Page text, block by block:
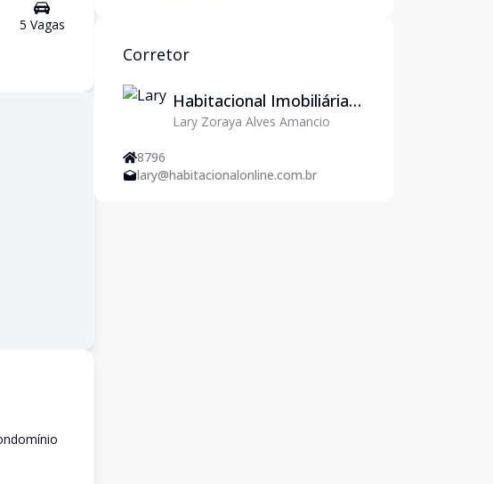
5 Vagas
Corretor
Habitacional Imobiliária
em Natal/RN - Imoveis
Lary Zoraya Alves Amancio
8796
lary@habitacionalonline.com.br